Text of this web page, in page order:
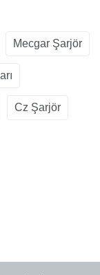
Mecgar Şarjör
Cz Şarjör